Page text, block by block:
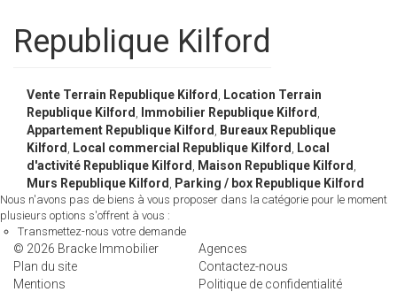
Republique Kilford
Vente Terrain Republique Kilford
Location Terrain
Republique Kilford
Immobilier Republique Kilford
Appartement Republique Kilford
Bureaux Republique
Kilford
Local commercial Republique Kilford
Local
d'activité Republique Kilford
Maison Republique Kilford
Murs Republique Kilford
Parking / box Republique Kilford
Nous n'avons pas de biens à vous proposer dans la catégorie pour le moment
plusieurs options s'offrent à vous :
Transmettez-nous votre demande
© 2026 Bracke Immobilier
Agences
Plan du site
Contactez-nous
Mentions
Politique de confidentialité